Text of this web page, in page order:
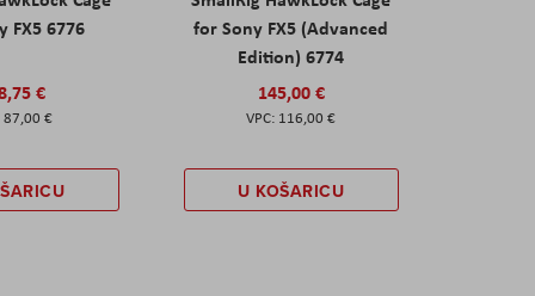
FX5 6776
€
87,00 €
for Sony FX5 (Advanced
Edition) 6774
145,00 €
116,00 €
U KOŠARICU